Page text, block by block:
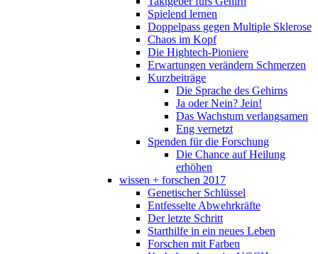
Spielend lernen
Doppelpass gegen Multiple Sklerose
Chaos im Kopf
Die Hightech-Pioniere
Erwartungen verändern Schmerzen
Kurzbeiträge
Die Sprache des Gehirns
Ja oder Nein? Jein!
Das Wachstum verlangsamen
Eng vernetzt
Spenden für die Forschung
Die Chance auf Heilung
erhöhen
wissen + forschen 2017
Genetischer Schlüssel
Entfesselte Abwehrkräfte
Der letzte Schritt
Starthilfe in ein neues Leben
Forschen mit Farben